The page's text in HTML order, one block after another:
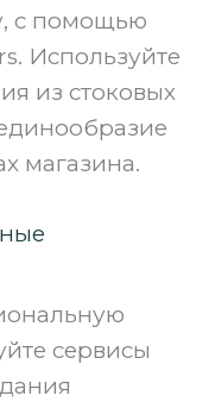
с помощью
Используйте
из стоковых
магазина.
сервисы